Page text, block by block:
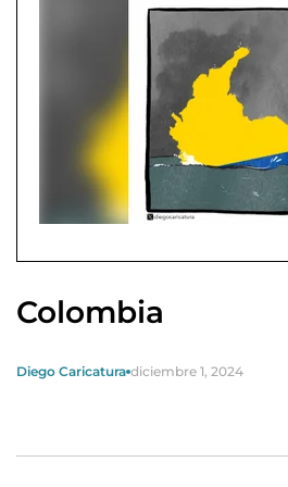
Colombia
Diego Caricatura diciembre 1, 2024